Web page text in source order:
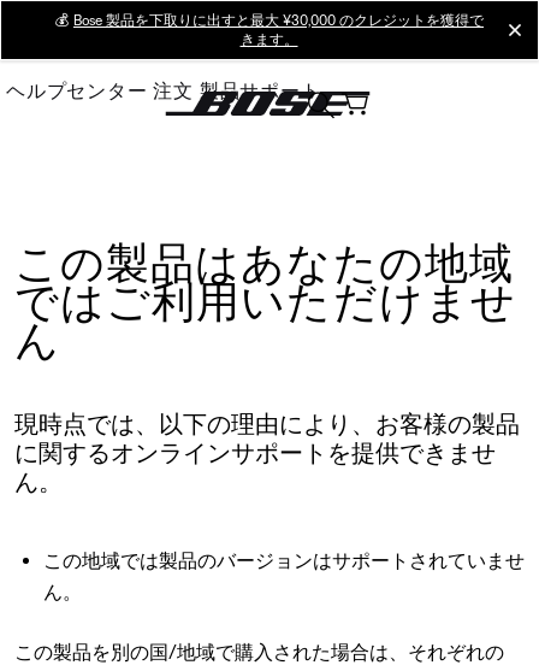
Main
💰 Bose 製品を下取りに出すと最大 ¥30,000 のクレジットを獲得で
きます。
ヘルプセンター 注文 製品サポート
この製品はあなたの地域
ではご利用いただけませ
ん
現時点では、以下の理由により、お客様の製品
に関するオンラインサポートを提供できませ
ん。
この地域では製品のバージョンはサポートされていませ
ん。
この製品を別の国/地域で購入された場合は、それぞれの